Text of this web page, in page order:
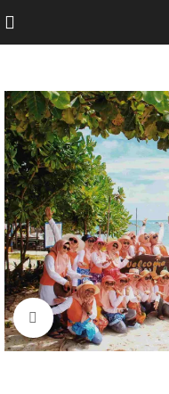
Click to enlarge